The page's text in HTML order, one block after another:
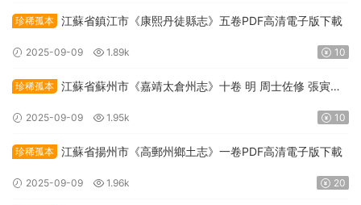
珍稀孤本 江蘇省鎮江市《康熙丹徒縣志》五卷PDF高清電子版下載
2025-09-09 1.89k 10
珍稀孤本 江蘇省蘇州市《嘉靖太倉州志》十卷 明 周士佐修 張寅纂
2025-09-09 1.95k 10
珍稀孤本 江蘇省揚州市《高郵州鄉土志》一卷PDF高清電子版下載
2025-09-09 1.96k 20